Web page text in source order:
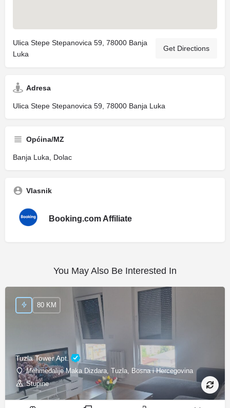
Ulica Stepe Stepanovica 59, 78000 Banja
Luka
Get Directions
Adresa
Ulica Stepe Stepanovica 59, 78000 Banja Luka
Općina/MZ
Banja Luka, Dolac
Vlasnik
Booking.com Affiliate
You May Also Be Interested In
Tuzla Tower Apt.
Mehmedalije Maka Dizdara, Tuzla, Bosna i Hercegovina
Stupine
80 KM